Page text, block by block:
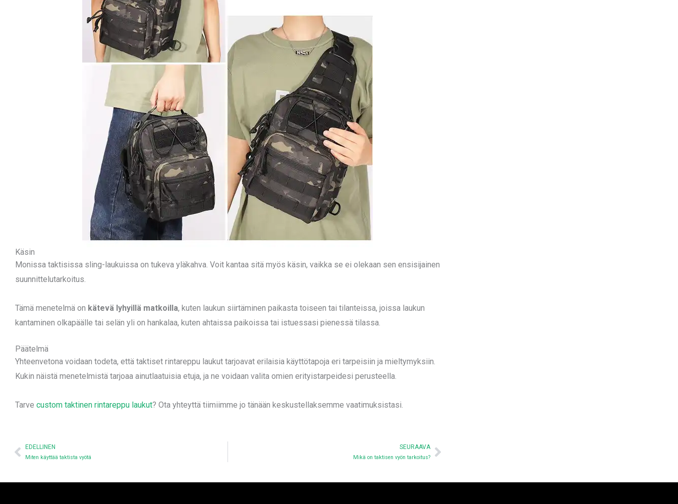
Käsin
Monissa taktisissa sling-laukuissa on tukeva yläkahva. Voit kantaa sitä myös käsin, vaikka se ei olekaan sen ensisijainen
suunnittelutarkoitus.
Tämä menetelmä on kätevä lyhyillä matkoilla, kuten laukun siirtäminen paikasta toiseen tai tilanteissa, joissa laukun
kantaminen olkapäälle tai selän yli on hankalaa, kuten ahtaissa paikoissa tai istuessasi pienessä tilassa.
Päätelmä
Yhteenvetona voidaan todeta, että taktiset rintareppu laukut tarjoavat erilaisia käyttötapoja eri tarpeisiin ja mieltymyksiin.
Kukin näistä menetelmistä tarjoaa ainutlaatuisia etuja, ja ne voidaan valita omien erityistarpeidesi perusteella.
Tarve custom taktinen rintareppu laukut? Ota yhteyttä tiimiimme jo tänään keskustellaksemme vaatimuksistasi.
Edellinen
EDELLINEN
Miten käyttää taktista vyötä
SEURAAVA
Mikä on taktisen vyön tarkoitus?
Next